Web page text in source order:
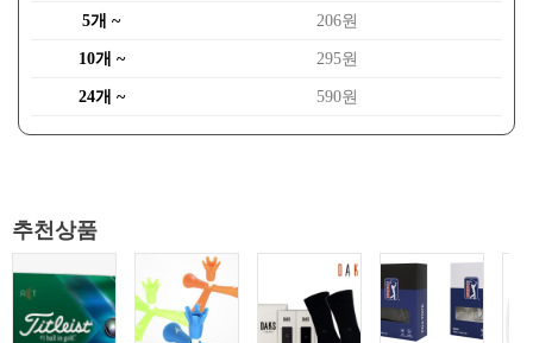
5개 ~ 206원
10개 ~ 295원
24개 ~ 590원
추천상품